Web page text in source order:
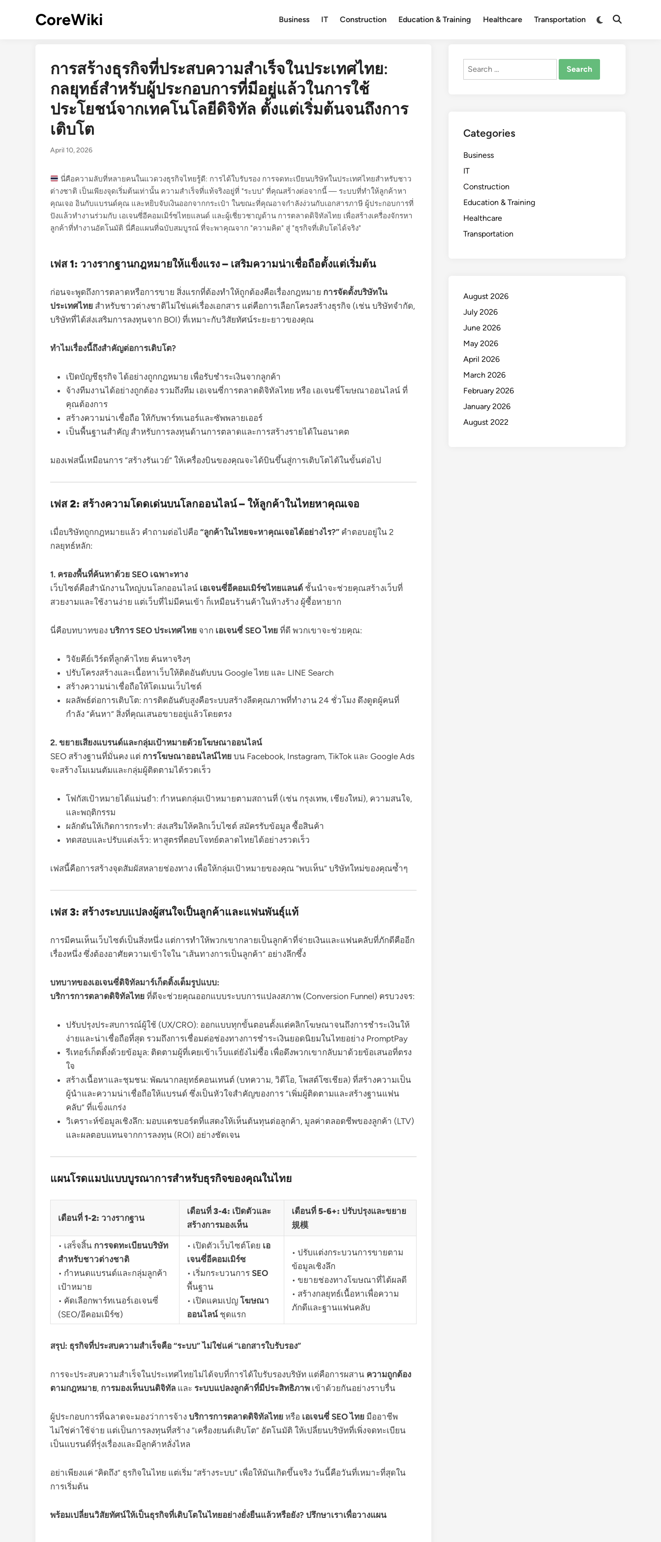
CoreWiki Business IT Construction Education & Training Healthcare Transportation
Switch
Open
การสร้างธุรกิจที่ประสบความสำเร็จในประเทศไทย:
กลยุทธ์สำหรับผู้ประกอบการที่มีอยู่แล้วในการใช้
ประโยชน์จากเทคโนโลยีดิจิทัล ตั้งแต่เริ่มต้นจนถึงการ
เติบโต
April 10, 2026
นี่คือความลับที่หลายคนในแวดวงธุรกิจไทยรู้ดี: การได้ใบรับรอง การจดทะเบียนบริษัทในประเทศไทยสำหรับชาว
ต่างชาติ เป็นเพียงจุดเริ่มต้นเท่านั้น ความสำเร็จที่แท้จริงอยู่ที่ "ระบบ" ที่คุณสร้างต่อจากนี้ — ระบบที่ทำให้ลูกค้าหา
คุณเจอ อินกับแบรนด์คุณ และหยิบจับเงินออกจากกระเป๋า ในขณะที่คุณอาจกำลังง่วนกับเอกสารภาษี ผู้ประกอบการที่
ปังแล้วทำงานร่วมกับ เอเจนซี่อีคอมเมิร์ซไทยแลนด์ และผู้เชี่ยวชาญด้าน การตลาดดิจิทัลไทย เพื่อสร้างเครื่องจักรหา
ลูกค้าที่ทำงานอัตโนมัติ นี่คือแผนที่ฉบับสมบูรณ์ ที่จะพาคุณจาก "ความคิด" สู่ "ธุรกิจที่เติบโตได้จริง"
เฟส 1: วางรากฐานกฎหมายให้แข็งแรง – เสริมความน่าเชื่อถือตั้งแต่เริ่มต้น
ก่อนจะพูดถึงการตลาดหรือการขาย สิ่งแรกที่ต้องทำให้ถูกต้องคือเรื่องกฎหมาย การจัดตั้งบริษัทใน
ประเทศไทย สำหรับชาวต่างชาติไม่ใช่แค่เรื่องเอกสาร แต่คือการเลือกโครงสร้างธุรกิจ (เช่น บริษัทจำกัด,
บริษัทที่ได้ส่งเสริมการลงทุนจาก BOI) ที่เหมาะกับวิสัยทัศน์ระยะยาวของคุณ
ทำไมเรื่องนี้ถึงสำคัญต่อการเติบโต?
เปิดบัญชีธุรกิจ ได้อย่างถูกกฎหมาย เพื่อรับชำระเงินจากลูกค้า
จ้างทีมงานได้อย่างถูกต้อง รวมถึงทีม เอเจนซี่การตลาดดิจิทัลไทย หรือ เอเจนซี่โฆษณาออนไลน์ ที่
คุณต้องการ
สร้างความน่าเชื่อถือ ให้กับพาร์ทเนอร์และซัพพลายเออร์
เป็นพื้นฐานสำคัญ สำหรับการลงทุนด้านการตลาดและการสร้างรายได้ในอนาคต
มองเฟสนี้เหมือนการ “สร้างรันเวย์” ให้เครื่องบินของคุณจะได้บินขึ้นสู่การเติบโตได้ในขั้นต่อไป
เฟส 2: สร้างความโดดเด่นบนโลกออนไลน์ – ให้ลูกค้าในไทยหาคุณเจอ
เมื่อบริษัทถูกกฎหมายแล้ว คำถามต่อไปคือ “ลูกค้าในไทยจะหาคุณเจอได้อย่างไร?” คำตอบอยู่ใน 2
กลยุทธ์หลัก:
1. ครองพื้นที่ค้นหาด้วย SEO เฉพาะทาง
เว็บไซต์คือสำนักงานใหญ่บนโลกออนไลน์ เอเจนซี่อีคอมเมิร์ซไทยแลนด์ ชั้นนำจะช่วยคุณสร้างเว็บที่
สวยงามและใช้งานง่าย แต่เว็บที่ไม่มีคนเข้า ก็เหมือนร้านค้าในห้างร้าง ผู้ซื้อหายาก
นี่คือบทบาทของ บริการ SEO ประเทศไทย จาก เอเจนซี่ SEO ไทย ที่ดี พวกเขาจะช่วยคุณ:
วิจัยคีย์เวิร์ดที่ลูกค้าไทย ค้นหาจริงๆ
ปรับโครงสร้างและเนื้อหาเว็บให้ติดอันดับบน Google ไทย และ LINE Search
สร้างความน่าเชื่อถือให้โดเมนเว็บไซต์
ผลลัพธ์ต่อการเติบโต: การติดอันดับสูงคือระบบสร้างลีดคุณภาพที่ทำงาน 24 ชั่วโมง ดึงดูดผู้คนที่
กำลัง “ค้นหา” สิ่งที่คุณเสนอขายอยู่แล้วโดยตรง
2. ขยายเสียงแบรนด์และกลุ่มเป้าหมายด้วยโฆษณาออนไลน์
SEO สร้างฐานที่มั่นคง แต่ การโฆษณาออนไลน์ไทย บน Facebook, Instagram, TikTok และ Google Ads
จะสร้างโมเมนตัมและกลุ่มผู้ติดตามได้รวดเร็ว
โฟกัสเป้าหมายได้แม่นยำ: กำหนดกลุ่มเป้าหมายตามสถานที่ (เช่น กรุงเทพ, เชียงใหม่), ความสนใจ,
และพฤติกรรม
ผลักดันให้เกิดการกระทำ: ส่งเสริมให้คลิกเว็บไซต์ สมัครรับข้อมูล ซื้อสินค้า
ทดสอบและปรับแต่งเร็ว: หาสูตรที่ตอบโจทย์ตลาดไทยได้อย่างรวดเร็ว
เฟสนี้คือการสร้างจุดสัมผัสหลายช่องทาง เพื่อให้กลุ่มเป้าหมายของคุณ “พบเห็น” บริษัทใหม่ของคุณซ้ำๆ
เฟส 3: สร้างระบบแปลงผู้สนใจเป็นลูกค้าและแฟนพันธุ์แท้
การมีคนเห็นเว็บไซต์เป็นสิ่งหนึ่ง แต่การทำให้พวกเขากลายเป็นลูกค้าที่จ่ายเงินและแฟนคลับที่ภักดีคืออีก
เรื่องหนึ่ง ซึ่งต้องอาศัยความเข้าใจใน “เส้นทางการเป็นลูกค้า” อย่างลึกซึ้ง
บทบาทของเอเจนซี่ดิจิทัลมาร์เก็ตติ้งเต็มรูปแบบ:
บริการการตลาดดิจิทัลไทย ที่ดีจะช่วยคุณออกแบบระบบการแปลงสภาพ (Conversion Funnel) ครบวงจร:
ปรับปรุงประสบการณ์ผู้ใช้ (UX/CRO): ออกแบบทุกขั้นตอนตั้งแต่คลิกโฆษณาจนถึงการชำระเงินให้
ง่ายและน่าเชื่อถือที่สุด รวมถึงการเชื่อมต่อช่องทางการชำระเงินยอดนิยมในไทยอย่าง PromptPay
รีเทอร์เก็ตติ้งด้วยข้อมูล: ติดตามผู้ที่เคยเข้าเว็บแต่ยังไม่ซื้อ เพื่อดึงพวกเขากลับมาด้วยข้อเสนอที่ตรง
ใจ
สร้างเนื้อหาและชุมชน: พัฒนากลยุทธ์คอนเทนต์ (บทความ, วิดีโอ, โพสต์โซเชียล) ที่สร้างความเป็น
ผู้นำและความน่าเชื่อถือให้แบรนด์ ซึ่งเป็นหัวใจสำคัญของการ “เพิ่มผู้ติดตามและสร้างฐานแฟน
คลับ” ที่แข็งแกร่ง
วิเคราะห์ข้อมูลเชิงลึก: มอบแดชบอร์ดที่แสดงให้เห็นต้นทุนต่อลูกค้า, มูลค่าตลอดชีพของลูกค้า (LTV)
และผลตอบแทนจากการลงทุน (ROI) อย่างชัดเจน
แผนโรดแมปแบบบูรณาการสำหรับธุรกิจของคุณในไทย
เดือนที่ 1-2: วางรากฐาน
เดือนที่ 3-4: เปิดตัวและ
สร้างการมองเห็น
เดือนที่ 5-6+: ปรับปรุงและขยาย
規模
• เสร็จสิ้น การจดทะเบียนบริษัท
สำหรับชาวต่างชาติ
• กำหนดแบรนด์และกลุ่มลูกค้า
เป้าหมาย
• คัดเลือกพาร์ทเนอร์เอเจนซี่
(SEO/อีคอมเมิร์ซ)
• เปิดตัวเว็บไซต์โดย เอ
เจนซี่อีคอมเมิร์ซ
• เริ่มกระบวนการ SEO
พื้นฐาน
• เปิดแคมเปญ โฆษณา
ออนไลน์ ชุดแรก
• ปรับแต่งกระบวนการขายตาม
ข้อมูลเชิงลึก
• ขยายช่องทางโฆษณาที่ได้ผลดี
• สร้างกลยุทธ์เนื้อหาเพื่อความ
ภักดีและฐานแฟนคลับ
สรุป: ธุรกิจที่ประสบความสำเร็จคือ “ระบบ” ไม่ใช่แค่ “เอกสารใบรับรอง”
การจะประสบความสำเร็จในประเทศไทยไม่ได้จบที่การได้ใบรับรองบริษัท แต่คือการผสาน ความถูกต้อง
ตามกฎหมาย, การมองเห็นบนดิจิทัล และ ระบบแปลงลูกค้าที่มีประสิทธิภาพ เข้าด้วยกันอย่างราบรื่น
ผู้ประกอบการที่ฉลาดจะมองว่าการจ้าง บริการการตลาดดิจิทัลไทย หรือ เอเจนซี่ SEO ไทย มืออาชีพ
ไม่ใช่ค่าใช้จ่าย แต่เป็นการลงทุนที่สร้าง “เครื่องยนต์เติบโต” อัตโนมัติ ให้เปลี่ยนบริษัทที่เพิ่งจดทะเบียน
เป็นแบรนด์ที่รุ่งเรื่องและมีลูกค้าหลั่งไหล
อย่าเพียงแค่ “คิดถึง” ธุรกิจในไทย แต่เริ่ม “สร้างระบบ” เพื่อให้มันเกิดขึ้นจริง วันนี้คือวันที่เหมาะที่สุดใน
การเริ่มต้น
พร้อมเปลี่ยนวิสัยทัศน์ให้เป็นธุรกิจที่เติบโตในไทยอย่างยั่งยืนแล้วหรือยัง? ปรึกษาเราเพื่อวางแผน
Search
Categories
Business
IT
Construction
Education & Training
Healthcare
Transportation
August 2026
July 2026
June 2026
May 2026
April 2026
March 2026
February 2026
January 2026
August 2022